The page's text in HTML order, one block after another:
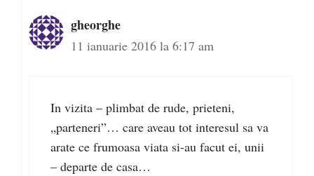
gheorghe
11 ianuarie 2016 la 6:17 am
In vizita – plimbat de rude, prieteni,
„parteneri”… care aveau tot interesul sa va
arate ce frumoasa viata si-au facut ei, unii
– departe de casa…